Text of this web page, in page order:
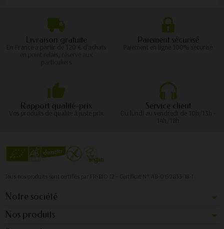
Livraison gratuite Paiement sécurisé
Rapport qualité-prix Service client
Tous nos produits sont certifiés par FR-BIO 12 - Certificat N° AB-0159833-18-1
Notre société
Nos produits